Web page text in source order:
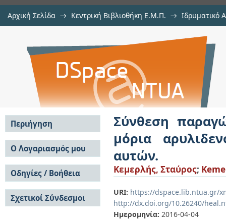
Αρχική Σελίδα → Κεντρική Βιβλιοθήκη Ε.Μ.Π. → Ιδρυματικό
Σύνθεση παραγώγων β-υδροξυ-
αζλακτόνες και μελέτη της
Σύνθεση
μόρια
αυτών.
Κεμερλής, Σταύρος;
URI: https://dspace.lib.ntua.gr/
http://dx.doi.org/10.26240/
Ημερομηνία: 2016-04-04
Περιήγηση
Σε όλο το DSpace
Κοινότητες & Συλλογές
Ανά Ημερομηνία
Έκδοσης
Συγγραφείς
Τίτλοι
Θέματα
Ο Λογαριασμός μου
Σύνδεση
Εγγραφή
Οδηγίες / Βοήθεια
Οδηγίες Υποβολής
Οδηγίες Χρήσης ΙΑ
Συχνές Ερωτήσεις
Σχετικοί Σύνδεσμοι